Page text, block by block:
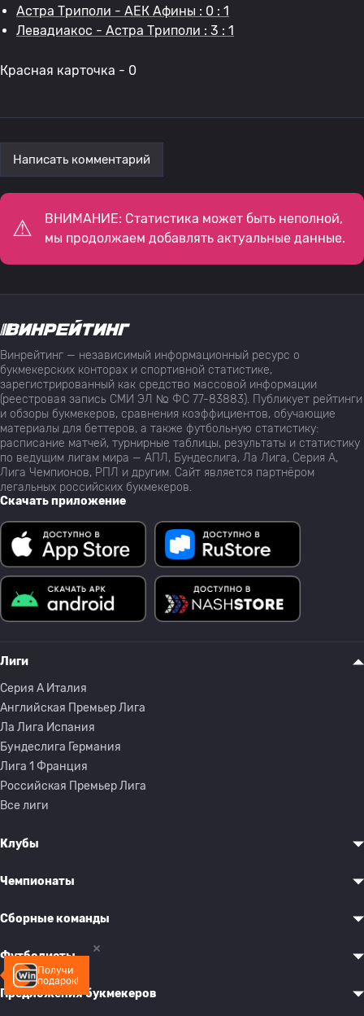
Астра Триполи - АЕК Афины : 0 : 1
Левадиакос - Астра Триполи : 3 : 1
Красная карточка - 0
Написать комментарий
ВНИМАНИЕ: Статистика может быть неполной,
мы продолжаем добавлять актуальные данные.
Получи
подарок!
Винрейтинг — независимый информационный ресурс о
букмекерских конторах и спортивной статистике,
зарегистрированный как средство массовой информации
(реестровая запись СМИ ЭЛ № ФС 77-83883). Публикует рейтинги
и обзоры букмекеров, сравнения коэффициентов, обучающие
материалы для беттеров, а также футбольную статистику:
расписание матчей, турнирные таблицы, результаты и статистику
по ведущим лигам мира — АПЛ, Бундеслига, Ла Лига, Серия А,
Лига Чемпионов, РПЛ и другим. Сайт является партнёром
легальных российских букмекеров.
Скачать приложение
Лиги
Серия A Италия
Английская Премьер Лига
Ла Лига Испания
Бундеслига Германия
Лига 1 Франция
Российская Премьер Лига
Все лиги
Клубы
Чемпионаты
Сборные команды
Футболисты
Предложения букмекеров